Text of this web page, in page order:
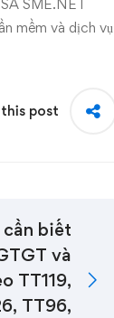
SME.NET
mềm và dịch vụ
post
cần biết
và
TT119,
TT96,